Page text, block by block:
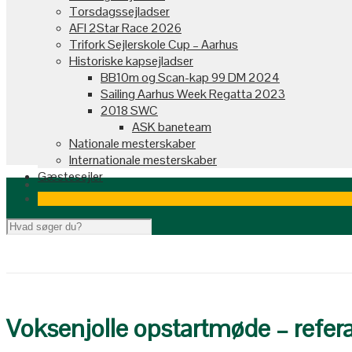
Torsdagssejladser
AFI 2Star Race 2026
Trifork Sejlerskole Cup – Aarhus
Historiske kapsejladser
BB10m og Scan-kap 99 DM 2024
Sailing Aarhus Week Regatta 2023
2018 SWC
ASK baneteam
Nationale mesterskaber
Internationale mesterskaber
Gæstesejler
Voksenjolle opstartmøde –